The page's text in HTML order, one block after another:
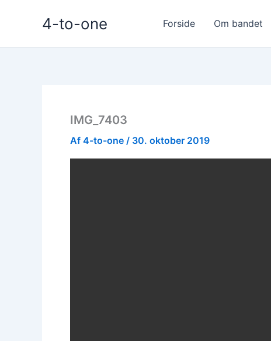
4-to-one Forside Om bandet
IMG_7403
Af 4-to-one / 30. oktober 2019